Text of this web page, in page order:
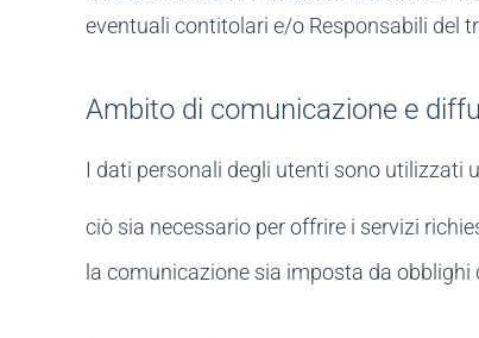
eventuali contitolari e/o Responsabili del
Ambito di comunicazione e
I dati personali degli utenti sono utilizzati
ciò sia necessario per offrire i servizi
la comunicazione sia imposta da